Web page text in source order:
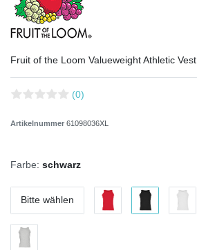
Fruit of the Loom Valueweight Athletic Vest
(0)
Artikelnummer 61098036XL
Farbe: schwarz
Bitte wählen